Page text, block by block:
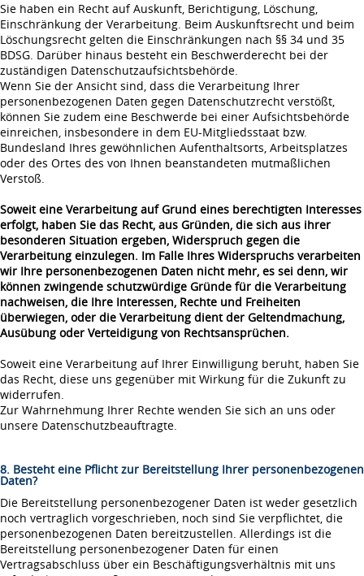
Sie haben ein Recht auf Auskunft, Berichtigung, Löschung,
Einschränkung der Verarbeitung. Beim Auskunftsrecht und beim
Löschungsrecht gelten die Einschränkungen nach §§ 34 und 35
BDSG. Darüber hinaus besteht ein Beschwerderecht bei der
zuständigen Datenschutzaufsichtsbehörde.
Wenn Sie der Ansicht sind, dass die Verarbeitung Ihrer
personenbezogenen Daten gegen Datenschutzrecht verstößt,
können Sie zudem eine Beschwerde bei einer Aufsichtsbehörde
einreichen, insbesondere in dem EU-Mitgliedsstaat bzw.
Bundesland Ihres gewöhnlichen Aufenthaltsorts, Arbeitsplatzes
oder des Ortes des von Ihnen beanstandeten mutmaßlichen
Verstoß.
Soweit eine Verarbeitung auf Grund eines berechtigten Interesses
erfolgt, haben Sie das Recht, aus Gründen, die sich aus ihrer
besonderen Situation ergeben, Widerspruch gegen die
Verarbeitung einzulegen. Im Falle Ihres Widerspruchs verarbeiten
wir Ihre personenbezogenen Daten nicht mehr, es sei denn, wir
können zwingende schutzwürdige Gründe für die Verarbeitung
nachweisen, die Ihre Interessen, Rechte und Freiheiten
überwiegen, oder die Verarbeitung dient der Geltendmachung,
Ausübung oder Verteidigung von Rechtsansprüchen.
Soweit eine Verarbeitung auf Ihrer Einwilligung beruht, haben Sie
das Recht, diese uns gegenüber mit Wirkung für die Zukunft zu
widerrufen.
Zur Wahrnehmung Ihrer Rechte wenden Sie sich an uns oder
unsere Datenschutzbeauftragte.
8. Besteht eine Pflicht zur Bereitstellung Ihrer personenbezogenen
Daten?
Die Bereitstellung personenbezogener Daten ist weder gesetzlich
noch vertraglich vorgeschrieben, noch sind Sie verpflichtet, die
personenbezogenen Daten bereitzustellen. Allerdings ist die
Bereitstellung personenbezogener Daten für einen
Vertragsabschluss über ein Beschäftigungsverhältnis mit uns